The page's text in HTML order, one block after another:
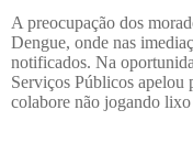
A preocupação dos
Dengue, onde nas
notificados. Na
Serviços Públicos apelou
colabore não jogando